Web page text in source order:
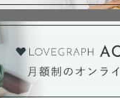
と言えるくらい
プンホテルもリサー
ならではのものに